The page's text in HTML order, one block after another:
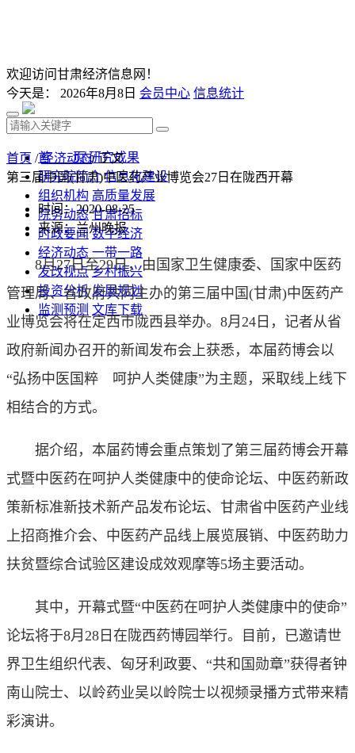
欢迎访问甘肃经济信息网！
今天是： 2026年8月8日 会员中心 信息统计
首 页 研究成果
研究院简介 信息化建设
组织机构 高质量发展
院务动态 甘肃招标
时政要闻 数字经济
经济动态 一带一路
发改视点 乡村振兴
投资分析 发展规划
监测预测 文库下载
首页 /经济动态/ 正文
第三届中国(甘肃)中医药产业博览会27日在陇西开幕
时间：2020-08-25
来源：兰州晚报
8月27日至29日，由国家卫生健康委、国家中医药
管理局、省政府共同主办的第三届中国(甘肃)中医药产
业博览会将在定西市陇西县举办。8月24日，记者从省
政府新闻办召开的新闻发布会上获悉，本届药博会以
“弘扬中医国粹 呵护人类健康”为主题，采取线上线下
相结合的方式。
据介绍，本届药博会重点策划了第三届药博会开幕
式暨中医药在呵护人类健康中的使命论坛、中医药新政
策新标准新技术新产品发布论坛、甘肃省中医药产业线
上招商推介会、中医药产品线上展览展销、中医药助力
扶贫暨综合试验区建设成效观摩等5场主要活动。
其中，开幕式暨“中医药在呵护人类健康中的使命”
论坛将于8月28日在陇西药博园举行。目前，已邀请世
界卫生组织代表、匈牙利政要、“共和国勋章”获得者钟
南山院士、以岭药业吴以岭院士以视频录播方式带来精
彩演讲。